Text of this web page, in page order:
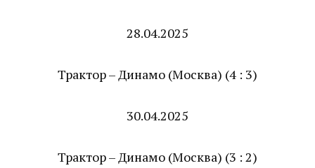
28.04.2025
Трактор – Динамо (Москва) (4 : 3)
30.04.2025
Трактор – Динамо (Москва) (3 : 2)